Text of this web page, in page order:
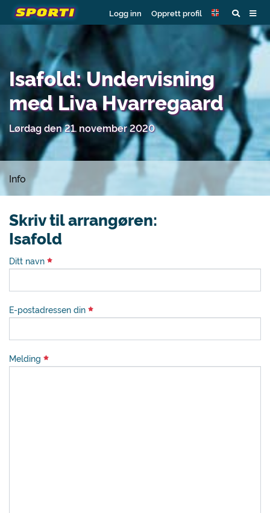
Logg inn Opprett profil
Isafold: Undervisning
med Liva Hvarregaard
Lørdag den 21. november 2020
Info
Skriv til arrangøren:
Isafold
Ditt navn
E-postadressen din
Melding